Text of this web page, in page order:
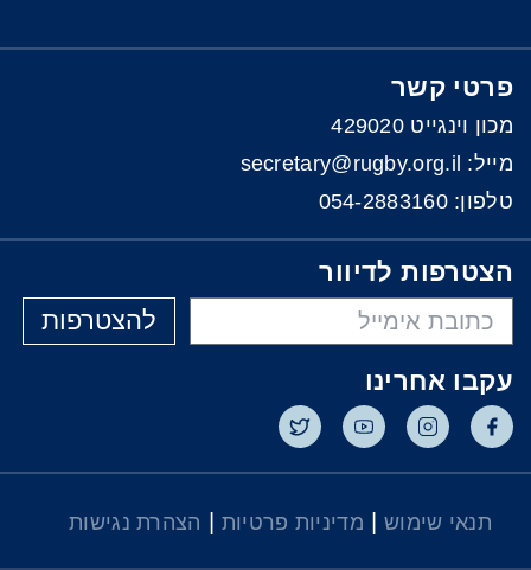
פרטי קשר
מכון וינגייט 429020
מייל: secretary@rugby.org.il
טלפון:054-2883160
הצטרפות לדיוור
להצטרפות
עקבו אחרינו
תנאי שימוש מדיניות פרטיות הצהרת נגישות